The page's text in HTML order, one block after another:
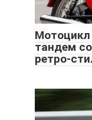
Мотоцикл
тандем
ретро-